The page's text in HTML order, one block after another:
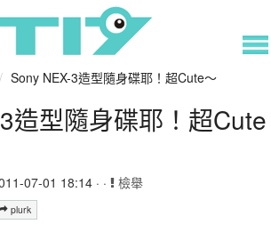
/ Sony NEX-3造型隨身碟耶！超Cute～
造型隨身碟耶！超Cute
07-01 18:14 · · 檢舉
plurk